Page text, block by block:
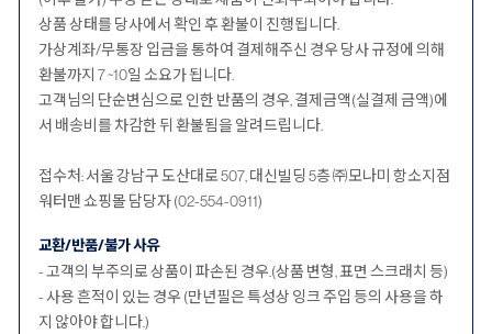
상품 상태를 당사에서 확인 후 환불이 진행됩니다.
가상계좌/무통장 입금을 통하여 결제해주신 경우 당사 규정에 의해
환불까지 7 ~10일 소요가 됩니다.
고객님의 단순변심으로 인한 반품의 경우, 결제금액(실결제 금액)에
서 배송비를 차감한 뒤 환불됨을 알려드립니다.
접수처: 서울 강남구 도산대로 507, 대신빌딩 5층 ㈜모나미 항소지점
워터맨 쇼핑몰 담당자 (02-554-0911)
교환/반품/불가 사유
- 고객의 부주의로 상품이 파손된 경우.(상품 변형, 표면 스크래치 등)
- 사용 흔적이 있는 경우 (만년필은 특성상 잉크 주입 등의 사용을 하
지 않아야 합니다.)